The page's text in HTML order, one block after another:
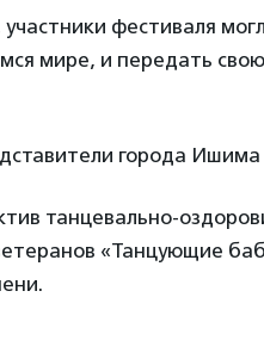
участники фестиваля
мире, и передать
города
танцевально-
«Танцующие